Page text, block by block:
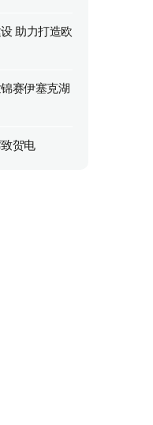
助力打造欧
赛伊塞克湖
贺电